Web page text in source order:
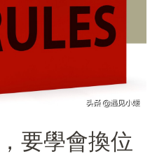
要學會換位